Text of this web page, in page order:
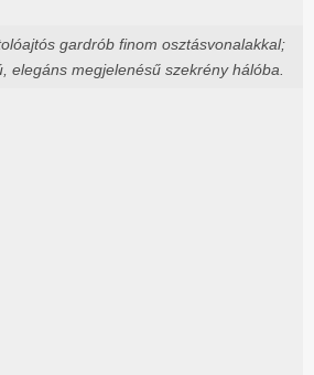
gardrób finom osztásvonalakkal;
elegáns megjelenésű szekrény hálóba.